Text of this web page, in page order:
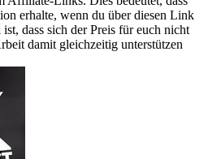
erhalte, wenn du über diesen Link
dass sich der Preis für euch nicht
damit gleichzeitig unterstützen